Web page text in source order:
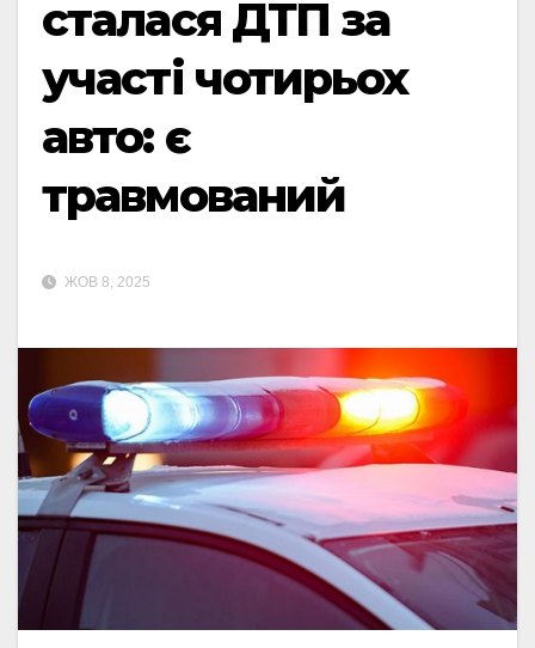
сталася ДТП за
участі чотирьох
авто: є
травмований
ЖОВ 8, 2025